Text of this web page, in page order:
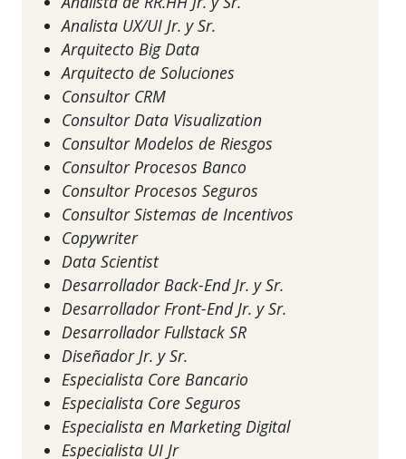
Analista UX/UI Jr. y Sr.
Arquitecto Big Data
Arquitecto de Soluciones
Consultor CRM
Consultor Data Visualization
Consultor Modelos de Riesgos
Consultor Procesos Banco
Consultor Procesos Seguros
Consultor Sistemas de Incentivos
Copywriter
Data Scientist
Desarrollador Back-End Jr. y Sr.
Desarrollador Front-End Jr. y Sr.
Desarrollador Fullstack SR
Diseñador Jr. y Sr.
Especialista Core Bancario
Especialista Core Seguros
Especialista en Marketing Digital
Especialista UI Jr